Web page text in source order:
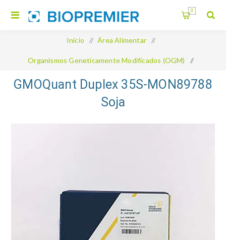
0
Início / Área Alimentar /
Organismos Geneticamente Modificados (OGM) /
GMOQuant Duplex 35S-MON89788 Soja
GMOQuant Duplex 35S-MON89788
Soja